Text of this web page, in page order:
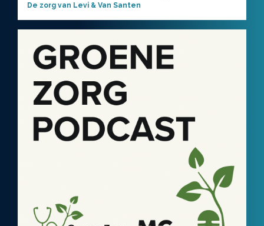
De zorg van Levi & Van Santen